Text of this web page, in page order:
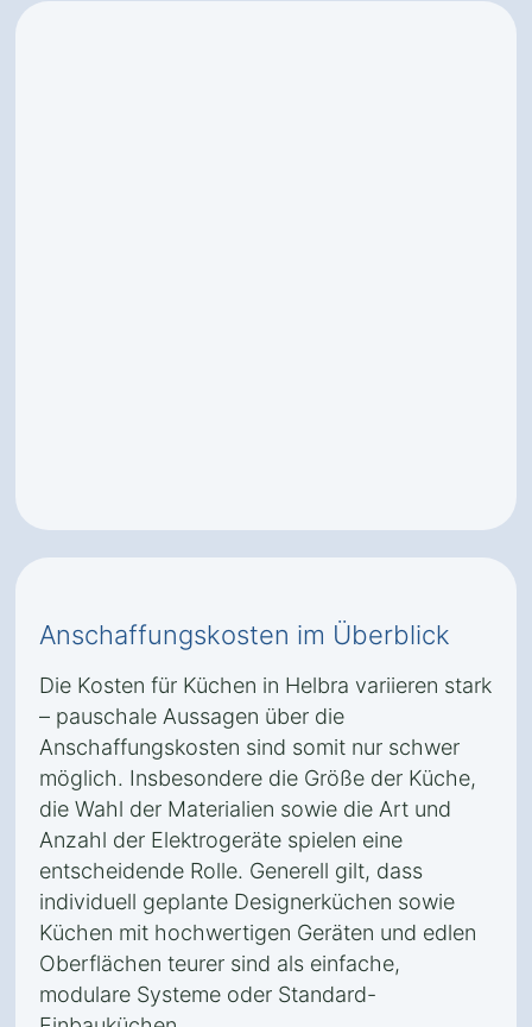
Anschaffungskosten im Überblick
Die Kosten für Küchen in Helbra variieren stark
– pauschale Aussagen über die
Anschaffungskosten sind somit nur schwer
möglich. Insbesondere die Größe der Küche,
die Wahl der Materialien sowie die Art und
Anzahl der Elektrogeräte spielen eine
entscheidende Rolle. Generell gilt, dass
individuell geplante Designerküchen sowie
Küchen mit hochwertigen Geräten und edlen
Oberflächen teurer sind als einfache,
modulare Systeme oder Standard-